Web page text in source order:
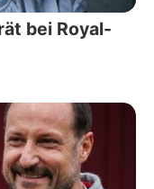
bei Royal-